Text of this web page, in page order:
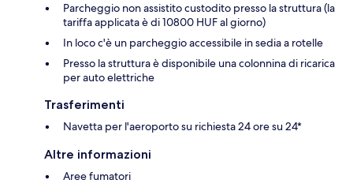
Parcheggio non assistito custodito presso la struttura (la
tariffa applicata è di 10800 HUF al giorno)
In loco c'è un parcheggio accessibile in sedia a rotelle
Presso la struttura è disponibile una colonnina di ricarica
per auto elettriche
Trasferimenti
Navetta per l'aeroporto su richiesta 24 ore su 24*
Altre informazioni
Aree fumatori